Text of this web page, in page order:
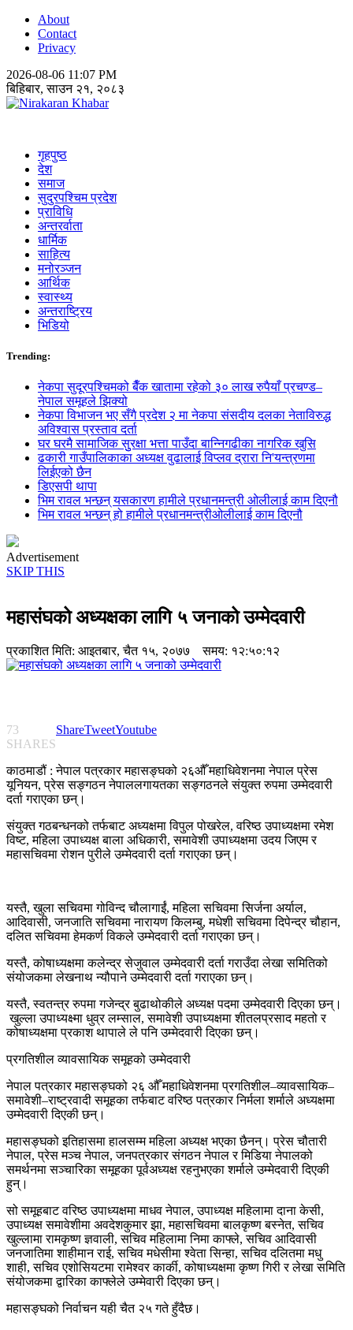
About
Contact
Privacy
2026-08-06 11:07 PM
बिहिबार, साउन २१, २०८३
गृहपुष्ठ
देश
समाज
सुदुरपश्चिम प्रदेश
प्राविधि
अन्तरर्वाता
धार्मिक
साहित्य
मनोरञ्जन
आर्थिक
स्वास्थ्य
अन्तराष्ट्रिय
भिडियो
Trending:
नेकपा सुदूरपश्चिमको बैँक खातामा रहेको ३० लाख रुपैयाँ प्रचण्ड–
नेपाल समूहले झिक्य‍ो
नेकपा विभाजन भए सँगै प्रदेश २ मा नेकपा संसदीय दलका नेताविरुद्ध
अविश्वास प्रस्ताव दर्ता
घर घरमै सामाजिक सुुरक्षा भत्ता पाउँदा बान्निगढीका नागरिक खुसि
ढकारी गाउँपालिकाका अध्यक्ष वुढालाई विप्लव द्रारा नि'यन्त्रणमा
लिईएको छैन
डिएसपी थापा
भिम रावल भन्छन् यसकारण हामीले प्रधानमन्त्री ओलीलाई काम दिएनौ
भिम रावल भन्छन् हो हामीले प्रधानमन्त्रीओलीलाई काम दिएनौ
Advertisement
SKIP THIS
महासंघको अध्यक्षका लागि ५ जनाको उम्मेदवारी
प्रकाशित मिति: आइतबार, चैत १५, २०७७ समय: १२:५०:१२
73
SHARES
ShareTweetYoutube
काठमाडौं : नेपाल पत्रकार महासङ्घको २६औँ महाधिवेशनमा नेपाल प्रेस
यूनियन, प्रेस सङ्गठन नेपाललगायतका सङ्गठनले संयुक्त रुपमा उम्मेदवारी
दर्ता गराएका छन्।
संयुक्त गठबन्धनको तर्फबाट अध्यक्षमा विपुल पोखरेल, वरिष्ठ उपाध्यक्षमा रमेश
विष्ट, महिला उपाध्यक्ष बाला अधिकारी, समावेशी उपाध्यक्षमा उदय जिएम र
महासचिवमा रोशन पुरीले उम्मेदवारी दर्ता गराएका छन्।
यस्तै, खुला सचिवमा गोविन्द चौलागाईं, महिला सचिवमा सिर्जना अर्याल,
आदिवासी, जनजाति सचिवमा नारायण किलम्बु, मधेशी सचिवमा दिपेन्द्र चौहान,
दलित सचिवमा हेमकर्ण विकले उम्मेदवारी दर्ता गराएका छन्।
यस्तै, कोषाध्यक्षमा कलेन्द्र सेजुवाल उम्मेदवारी दर्ता गराउँदा लेखा समितिको
संयोजकमा लेखनाथ न्यौपाने उम्मेदवारी दर्ता गराएका छन्।
यस्तै, स्वतन्त्र रुपमा गजेन्द्र बुढाथोकीले अध्यक्ष पदमा उम्मेदवारी दिएका छन्।
खुल्ला उपाध्यक्ष्मा धुव्र लम्साल, समावेशी उपाध्यक्षमा शीतलप्रसाद महतो र
कोषाध्यक्षमा प्रकाश थापाले ले पनि उम्मेदवारी दिएका छन्।
प्रगतिशील व्यावसायिक समूहको उम्मेदवारी
नेपाल पत्रकार महासङ्घको २६ औँ महाधिवेशनमा प्रगतिशील–व्यावसायिक–
समावेशी–राष्ट्रवादी समूहका तर्फबाट वरिष्ठ पत्रकार निर्मला शर्माले अध्यक्षमा
उम्मेदवारी दिएकी छन्।
महासङ्घको इतिहासमा हालसम्म महिला अध्यक्ष भएका छैनन्। प्रेस चौतारी
नेपाल, प्रेस मञ्च नेपाल, जनपत्रकार संगठन नेपाल र मिडिया नेपालको
समर्थनमा सञ्चारिका समूहका पूर्वअध्यक्ष रहनुभएका शर्माले उम्मेदवारी दिएकी
हुन्।
सो समूहबाट वरिष्ठ उपाध्यक्षमा माधव नेपाल, उपाध्यक्ष महिलामा दाना केसी,
उपाध्यक्ष समावेशीमा अवदेशकुमार झा, महासचिवमा बालकृष्ण बस्नेत, सचिव
खुल्लामा रामकृष्ण ज्ञवाली, सचिव महिलामा निमा काफ्ले, सचिव आदिवासी
जनजातिमा शाहीमान राई, सचिव मधेसीमा श्वेता सिन्हा, सचिव दलितमा मधु
शाही, सचिव एशोसियटमा रामेश्वर कार्की, कोषाध्यक्षमा कृष्ण गिरी र लेखा समिति
संयोजकमा द्वारिका काफ्लेले उम्मेवारी दिएका छन्।
महासङ्घको निर्वाचन यही चैत २५ गते हुँदैछ।